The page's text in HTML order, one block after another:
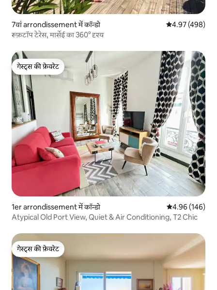
7वां arrondissement में कॉन्डो औसत रेटिंग 5 में से
4.97 (498)
रूफ़टॉप टेरेस, मार्सेई का 360° दृश्य
गेस्ट्स की फ़ेवरेट
गेस्ट्स की फ़ेवरेट
1er arrondissement में कॉन्डो औसत रेटिंग 5 में से
4.96 (146)
Atypical Old Port View, Quiet & Air Conditioning, T2 Chic
गेस्ट्स की फ़ेवरेट
गेस्ट्स की फ़ेवरेट